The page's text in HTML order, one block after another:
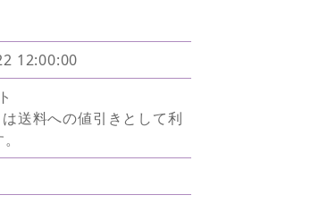
12:00:00
送料への値引きとして利